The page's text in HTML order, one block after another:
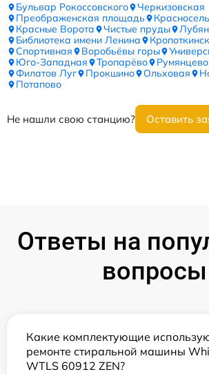
Бульвар Рокоссовского
Черкизовская
Преображенская площадь
Красные Ворота
Чистые пруды
Библиотека имени Ленина
Спортивная
Воробьёвы горы
Юго-Западная
Тропарёво Румянцево
Филатов Луг
Прокшино Ольховая
Потапово
Не нашли свою станцию? Оставить
Ответы на
вопросы
Какие комплектующие
ремонте стиральной машины
WTLS 60912 ZEN?